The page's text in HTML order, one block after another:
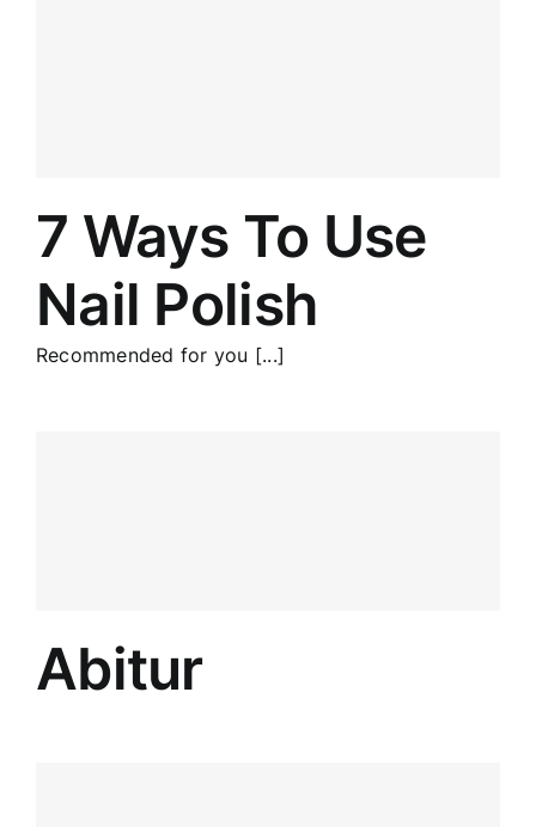
7 Ways To Use
Nail Polish
Recommended for you [...]
Abitur